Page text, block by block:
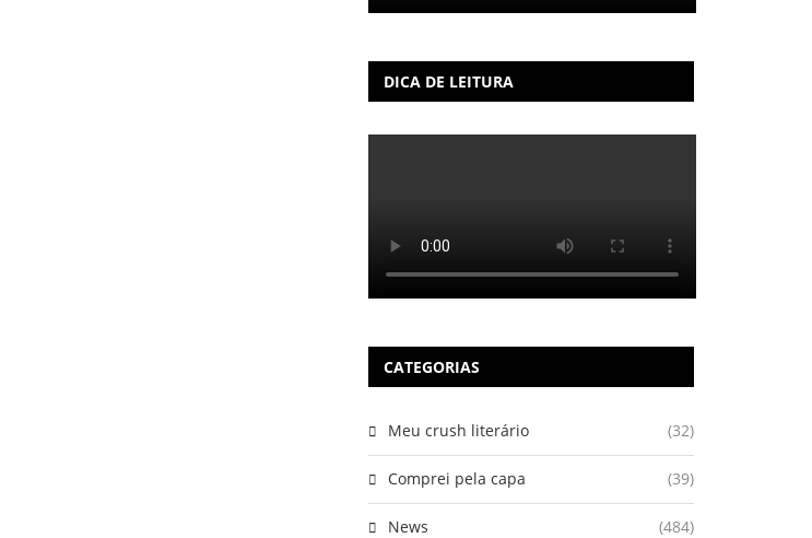
DICA DE LEITURA
CATEGORIAS
Meu crush literário (32)
Comprei pela capa (39)
News (484)